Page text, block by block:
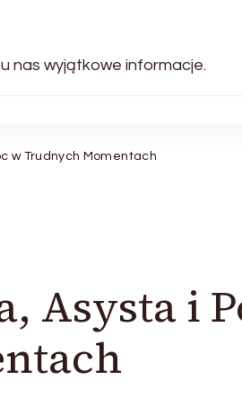
nas wyjątkowe informacje.
w Trudnych Momentach
Asysta i